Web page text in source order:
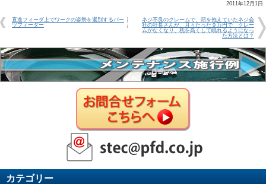
2011年12月1日
直進フィーダ上でワークの姿勢を選別するパー
ツフィーダー
ネジ不良のクレームで、頭を抱えていたネジ会
社の社長さんが、月々たった９万円で クレー
ムがなくなり、枕を高くして眠れるようになっ
た方法とは？
カテゴリー